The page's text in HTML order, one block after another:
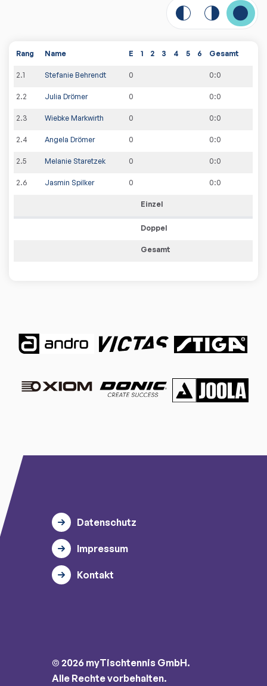
Rang Name E 1 2 3 4 5 6 Gesamt
2.1 Stefanie Behrendt 0 0:0
2.2 Julia Drömer 0 0:0
2.3 Wiebke Markwirth 0 0:0
2.4 Angela Drömer 0 0:0
2.5 Melanie Staretzek 0 0:0
2.6 Jasmin Spilker 0 0:0
Einzel
Doppel
Gesamt
Datenschutz
Impressum
Kontakt
© 2026 myTischtennis GmbH.
Alle Rechte vorbehalten.